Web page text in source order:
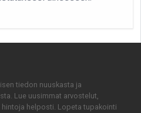
tiedon nuuskasta ja
Lue uusimmat arvostelut,
helposti. Lopeta tupakointi